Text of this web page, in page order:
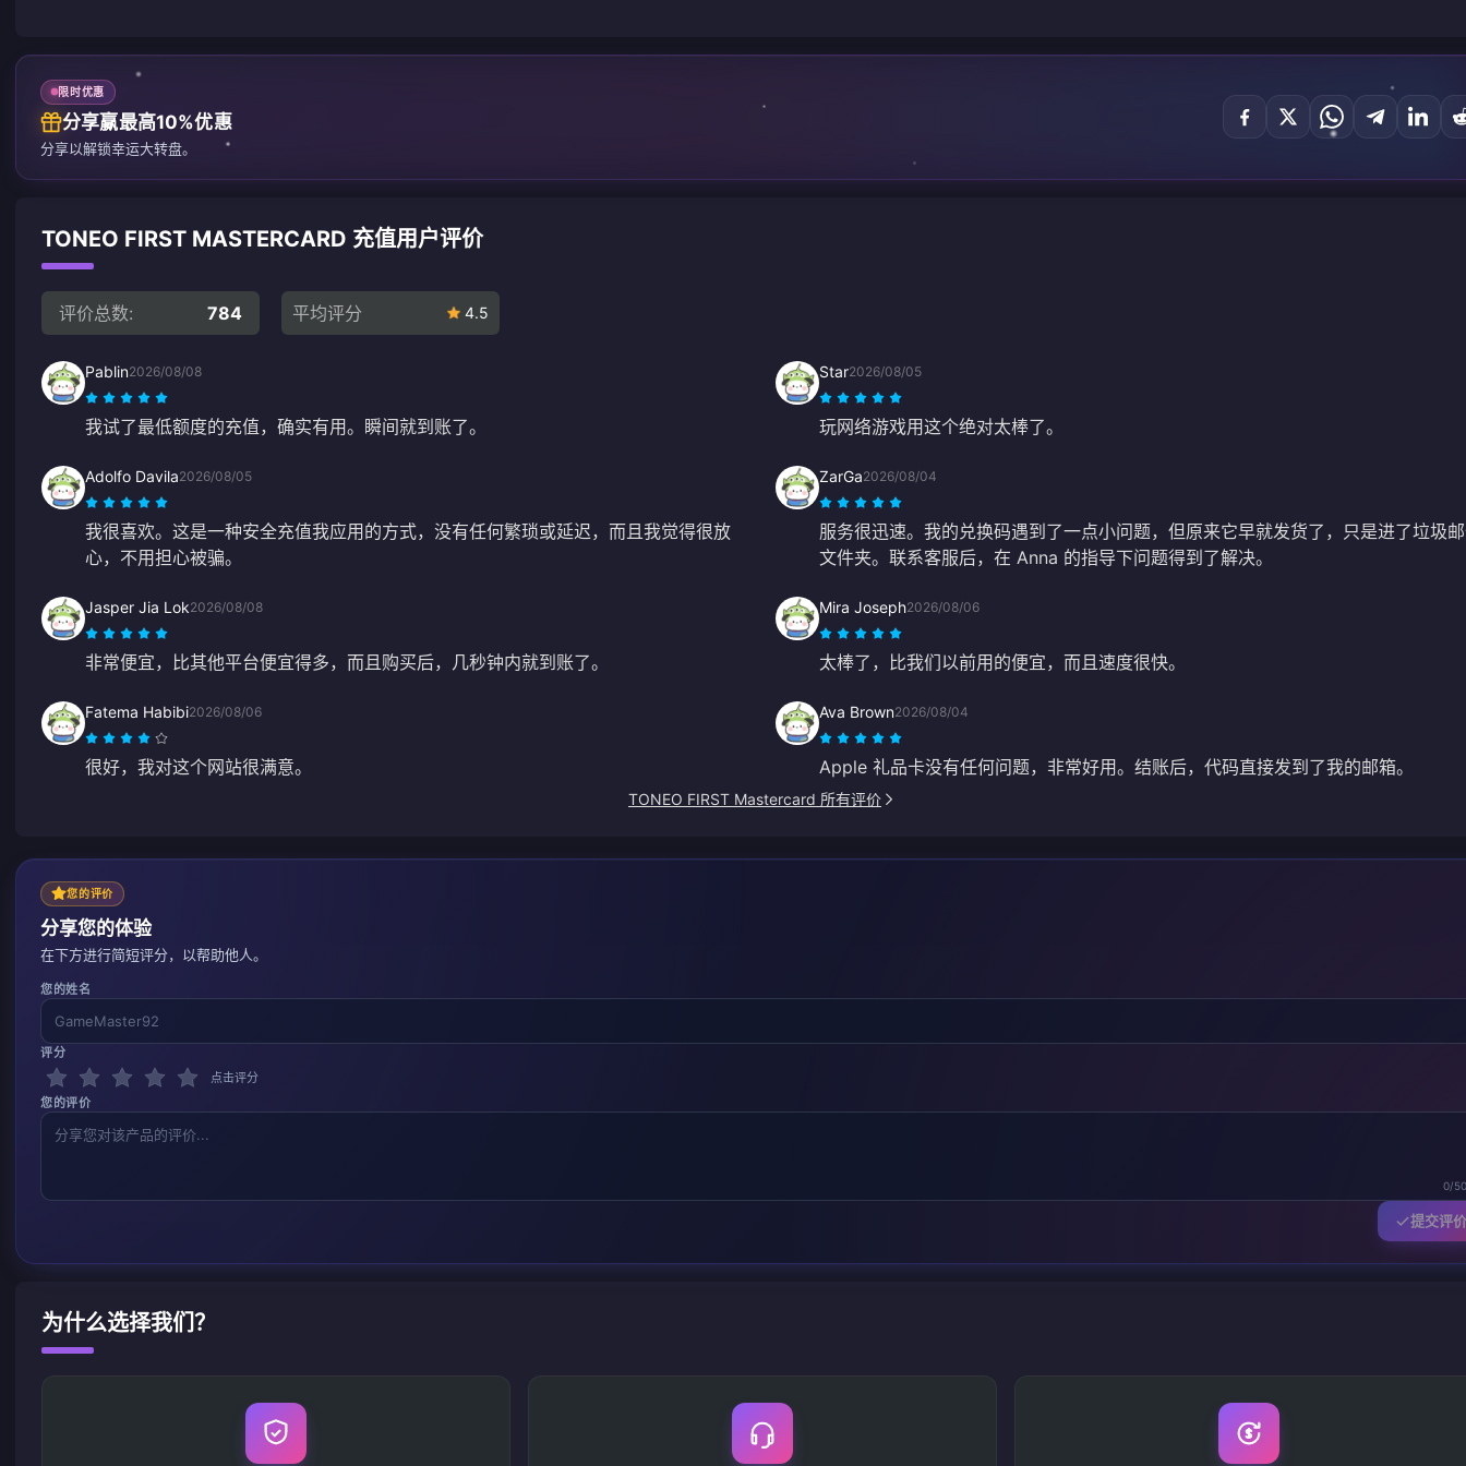
限时优惠
分享赢最高10%优惠
分享以解锁幸运大转盘。
TONEO FIRST MASTERCARD 充值用户评价
评价总数: 784 平均评分 4.5
Pablin2026/08/08
我试了最低额度的充值，确实有用。瞬间就到账了。
Star2026/08/05
玩网络游戏用这个绝对太棒了。
Adolfo Davila2026/08/05
我很喜欢。这是一种安全充值我应用的方式，没有任何繁琐或延迟，而且我觉得很放
心，不用担心被骗。
ZarGa2026/08/04
服务很迅速。我的兑换码遇到了一点小问题，但原来它早就发货了，只是进了垃圾
文件夹。联系客服后，在 Anna 的指导下问题得到了解决。
Jasper Jia Lok2026/08/08
非常便宜，比其他平台便宜得多，而且购买后，几秒钟内就到账了。
Mira Joseph2026/08/06
太棒了，比我们以前用的便宜，而且速度很快。
Fatema Habibi2026/08/06
很好，我对这个网站很满意。
Ava Brown2026/08/04
Apple 礼品卡没有任何问题，非常好用。结账后，代码直接发到了我的邮箱。
TONEO FIRST Mastercard 所有评价
您的评价
分享您的体验
在下方进行简短评分，以帮助他人。
您的姓名
评分
点击评分
您的评价
0/
提交评价
为什么选择我们？